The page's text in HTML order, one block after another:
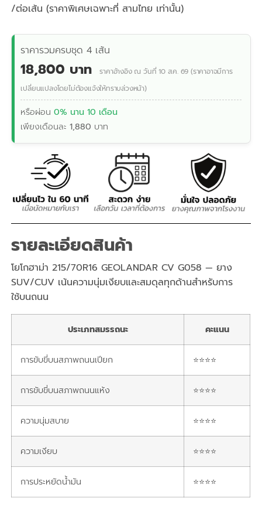
/ต่อเส้น (ราคาพิเศษเฉพาะที่ สามไทย เท่านั้น)
ราคารวมครบชุด 4 เส้น
18,800 บาท
ราคาอ้างอิง ณ วันที่ 10 ส.ค. 69 (ราคาอาจมีการ
เปลี่ยนแปลงโดยไม่ต้องแจ้งให้ทราบล่วงหน้า)
หรือผ่อน0% นาน 10 เดือน
เพียงเดือนละ1,880 บาท
รายละเอียดสินค้า
โยโกฮาม่า 215/70R16 GEOLANDAR CV G058 — ยาง
SUV/CUV เน้นความนุ่มเงียบและสมดุลทุกด้านสำหรับการ
ใช้บนถนน
ประเภทสมรรถนะ คะแนน
การขับขี่บนสภาพถนนเปียก ⭐⭐⭐⭐
การขับขี่บนสภาพถนนแห้ง ⭐⭐⭐⭐
ความนุ่มสบาย ⭐⭐⭐⭐
ความเงียบ ⭐⭐⭐⭐
การประหยัดน้ำมัน ⭐⭐⭐⭐